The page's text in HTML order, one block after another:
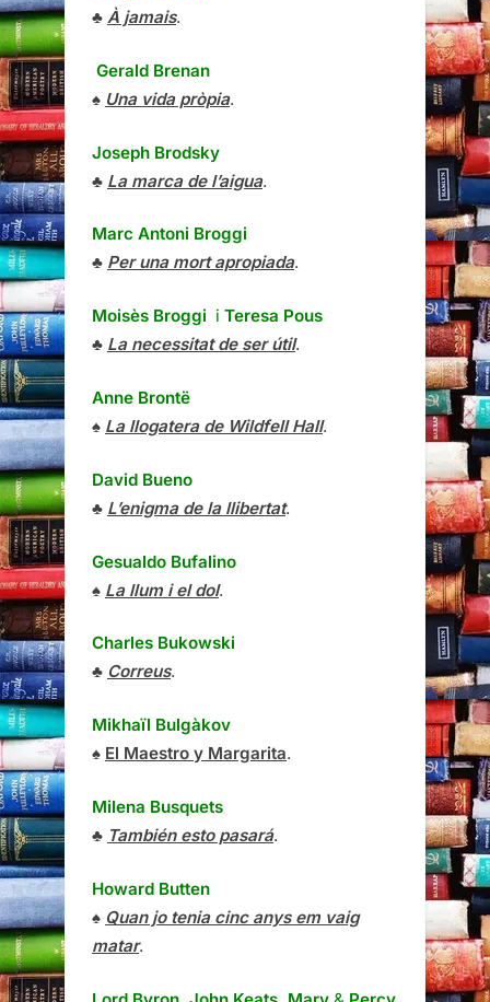
♣ À jamais.
Gerald Brenan
♠ Una vida pròpia.
Joseph Brodsky
♣ La marca de l’aigua.
Marc Antoni Broggi
♣ Per una mort apropiada.
Moisès Broggi i Teresa Pous
♣ La necessitat de ser útil.
Anne Brontë
♠ La llogatera de Wildfell Hall.
David Bueno
♣ L’enigma de la llibertat.
Gesualdo Bufalino
♠ La llum i el dol.
Charles Bukowski
♣ Correus.
Mikhaïl Bulgàkov
♠ El Maestro y Margarita.
Milena Busquets
♣ También esto pasará.
Howard Butten
♠ Quan jo tenia cinc anys em vaig
matar.